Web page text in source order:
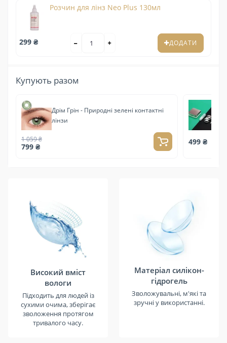
Розчин для лінз Neo Plus 130мл
299 ₴ ДОДАТИ
Купують разом
Дрім Грін - Природні зелені контактні
лінзи
1 059 ₴
799 ₴
499 ₴
Високий вміст
вологи
Підходить для людей із
сухими очима, зберігає
зволоження протягом
тривалого часу.
Матеріал силікон-
гідрогель
Зволожувальні, м'які та
зручні у використанні.